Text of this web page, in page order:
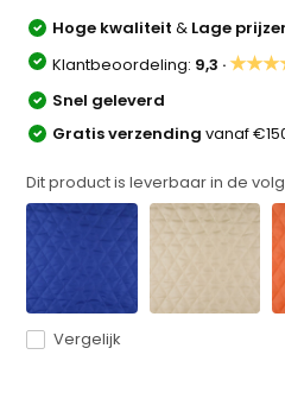
Hoge kwaliteit& Lage
Klantbeoordeling: 9,3 ·
Snel geleverd
Gratis verzendingvanaf
Dit product is leverbaar in de
Vergelijk